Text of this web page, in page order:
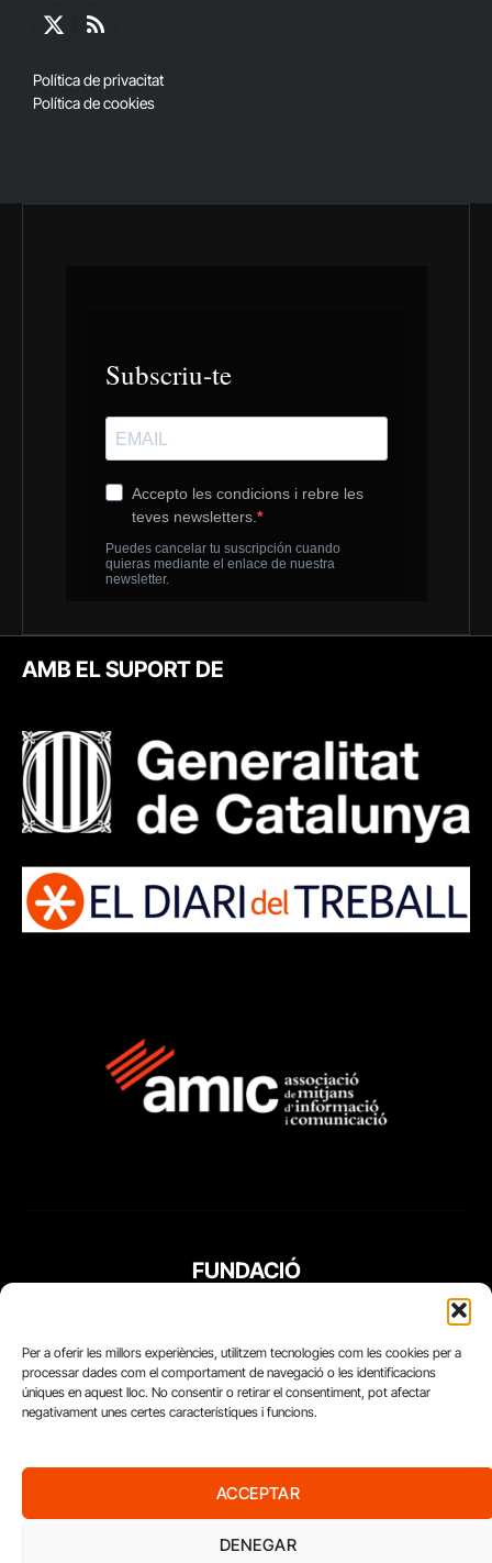
Per a oferir les millors experiències, utilitzem tecnologies com les cookies per a
processar dades com el comportament de navegació o les identificacions
úniques en aquest lloc. No consentir o retirar el consentiment, pot afectar
negativament unes certes característiques i funcions.
ACCEPTAR
DENEGAR
X
RSS
Política de privacitat
Política de cookies
AMB EL SUPORT DE
FUNDACIÓ